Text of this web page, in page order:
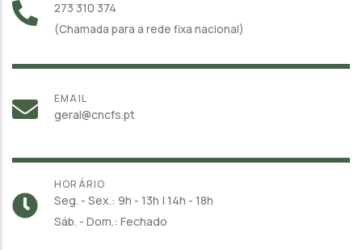
273 310 374
(Chamada para a rede fixa nacional)
EMAIL
geral@cncfs.pt
HORÁRIO
Seg. - Sex.: 9h - 13h | 14h - 18h
Sáb. - Dom.: Fechado